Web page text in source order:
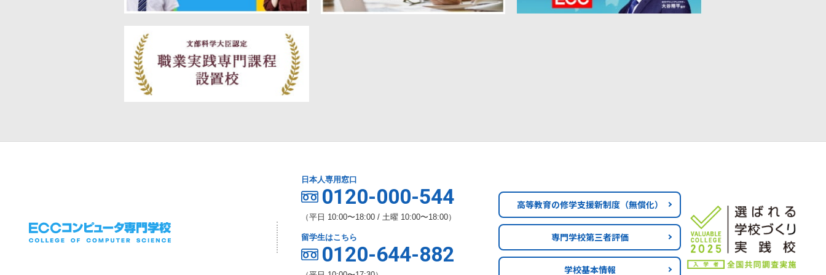
日本人専用窓口
0120-000-544
（平日 10:00〜18:00 / 土曜 10:00〜18:00）
留学生はこちら
0120-644-882
高等教育の修学支援新制度（無償化）
専門学校第三者評価
学校基本情報